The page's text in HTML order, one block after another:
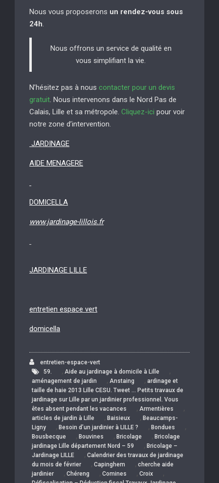
Nous vous proposerons un rendez-vous sous
24h.
Nous offrons un service de qualité en
vous simplifiant la vie.
N’hésitez pas à nous contacter pour un devis
gratuit. Nous intervenons dans le Nord Pas de
Calais, Lille et sa métropole. Cliquez-ici pour voir
notre zone d’intervention.
JARDINAGE
AIDE MENAGERE
DOMICELLA
www.jardinage-lillois.fr
JARDINAGE LILLE
entretien espace vert
domicella
entretien-espace-vert
59.
, Aide au jardinage à domicile à Lille ,
aménagement de jardin , Anstaing , ardinage et
taille de haie 2013 Lille CESU. Tweet … Petits travaux de
jardinage sur Lille par un jardinier professionnel. Vous
êtes absent pendant les vacances
, Armentières ,
articles de jardin à Lille , Baisieux , Beaucamps-
Ligny
, Besoin d’un jardinier à LILLE ? , Bondues ,
Bousbecque , Bouvines , Bricolage , Bricolage
jardinage Lille département Nord – 59
, Bricolage –
Jardinage LILLE
, Calendrier des travaux de jardinage
du mois de février
, Capinghem , cherche aide
jardinier
, Chéreng , Comines , Croix ,